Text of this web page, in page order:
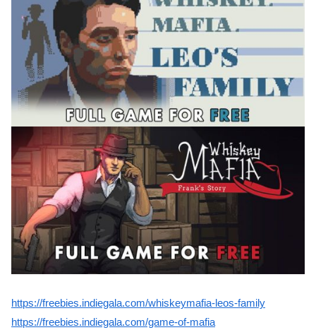
https://freebies.indiegala.com/whiskeymafia-leos-family
https://freebies.indiegala.com/game-of-mafia